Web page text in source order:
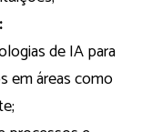
de IA para
em áreas como